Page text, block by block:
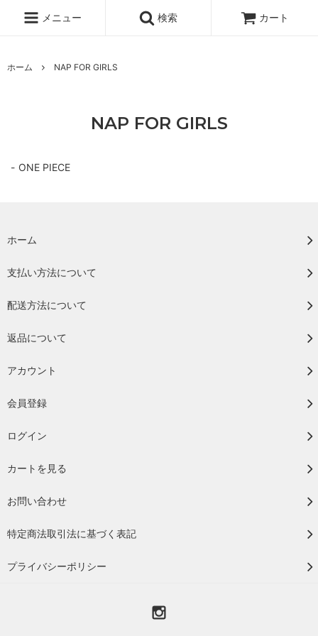
メニュー 検索 カート
ホーム NAP FOR GIRLS
NAP FOR GIRLS
ONE PIECE
ホーム
支払い方法について
配送方法について
返品について
アカウント
会員登録
ログイン
カートを見る
お問い合わせ
特定商法取引法に基づく表記
プライバシーポリシー